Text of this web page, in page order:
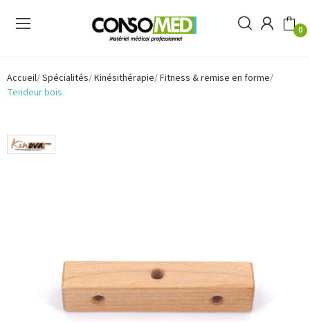
0
Accueil Spécialités Kinésithérapie Fitness & remise en forme
Tendeur bois